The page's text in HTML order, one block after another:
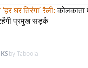
घर तिरंगा’ रैली: कोलकाता
प्रमुख सड़कें
by Taboola